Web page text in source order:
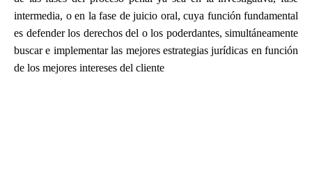
intermedia, o en la fase de juicio oral, cuya función fundamental
es defender los derechos del o los poderdantes, simultáneamente
buscar e implementar las mejores estrategias jurídicas en función
de los mejores intereses del cliente